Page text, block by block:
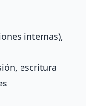
internas),
escritura